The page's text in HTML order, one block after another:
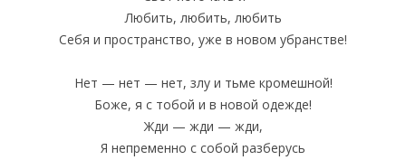
Любить, любить, любить
Себя и пространство, уже в новом убранстве!
Нет — нет — нет, злу и тьме кромешной!
Боже, я с тобой и в новой одежде!
Жди — жди — жди,
Я непременно с собой разберусь